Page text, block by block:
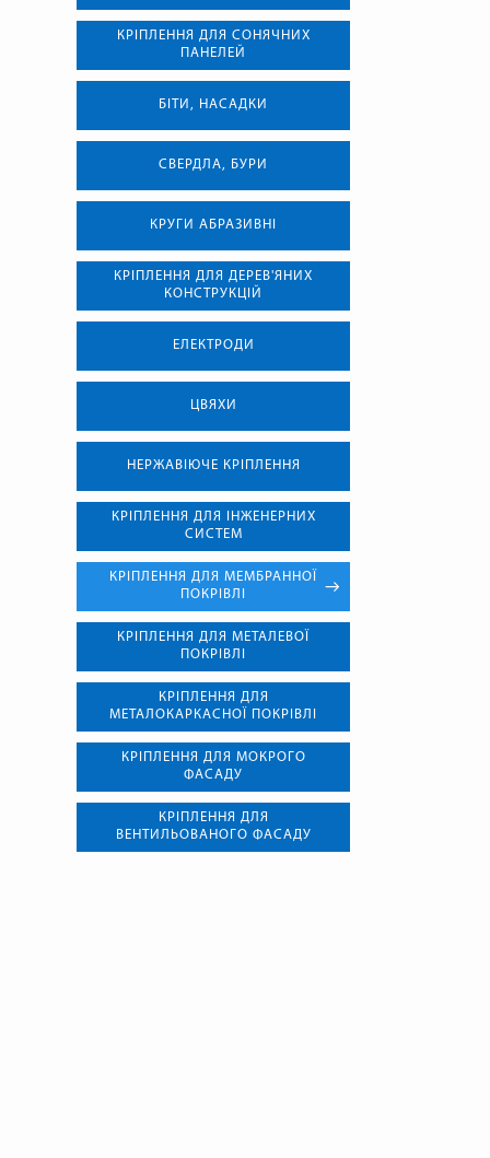
КРІПЛЕННЯ ДЛЯ СОНЯЧНИХ
ПАНЕЛЕЙ
БІТИ, НАСАДКИ
СВЕРДЛА, БУРИ
КРУГИ АБРАЗИВНІ
КРІПЛЕННЯ ДЛЯ ДЕРЕВ'ЯНИХ
КОНСТРУКЦІЙ
ЕЛЕКТРОДИ
ЦВЯХИ
НЕРЖАВІЮЧЕ КРІПЛЕННЯ
КРІПЛЕННЯ ДЛЯ ІНЖЕНЕРНИХ
СИСТЕМ
КРІПЛЕННЯ ДЛЯ МЕМБРАННОЇ
ПОКРІВЛІ
КРІПЛЕННЯ ДЛЯ МЕТАЛЕВОЇ
ПОКРІВЛІ
КРІПЛЕННЯ ДЛЯ
МЕТАЛОКАРКАСНОЇ ПОКРІВЛІ
КРІПЛЕННЯ ДЛЯ МОКРОГО
ФАСАДУ
КРІПЛЕННЯ ДЛЯ
ВЕНТИЛЬОВАНОГО ФАСАДУ